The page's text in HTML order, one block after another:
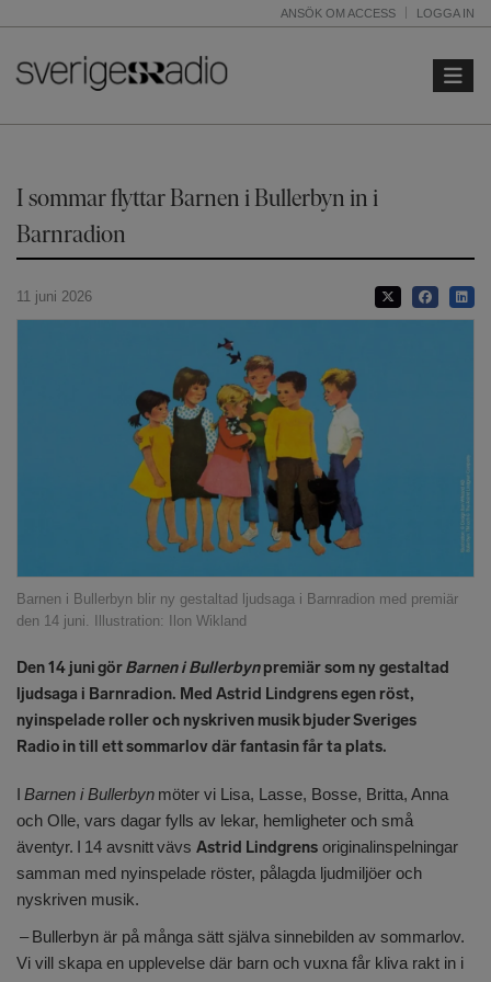
ANSÖK OM ACCESS LOGGA IN
Toggle
I sommar flyttar Barnen i Bullerbyn in i
Barnradion
11 juni 2026
Barnen i Bullerbyn blir ny gestaltad ljudsaga i Barnradion med premiär
den 14 juni. Illustration: Ilon Wikland
Den 14 juni görBarnen i Bullerbynpremiär som ny gestaltad
ljudsaga i Barnradion. Med Astrid Lindgrens egen röst,
nyinspelade roller och nyskriven musik bjuder Sveriges
Radio in till ett sommarlov där fantasin får ta plats.
I Barnen i Bullerbyn möter vi Lisa, Lasse, Bosse, Britta, Anna
och Olle, vars dagar fylls av lekar, hemligheter och små
äventyr. I 14 avsnitt vävs Astrid Lindgrens originalinspelningar
samman med nyinspelade röster, pålagda ljudmiljöer och
nyskriven musik.
– Bullerbyn är på många sätt själva sinnebilden av sommarlov.
Vi vill skapa en upplevelse där barn och vuxna får kliva rakt in i